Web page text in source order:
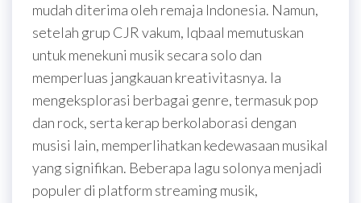
mudah diterima oleh remaja Indonesia. Namun,
setelah grup CJR vakum, Iqbaal memutuskan
untuk menekuni musik secara solo dan
memperluas jangkauan kreativitasnya. Ia
mengeksplorasi berbagai genre, termasuk pop
dan rock, serta kerap berkolaborasi dengan
musisi lain, memperlihatkan kedewasaan musikal
yang signifikan. Beberapa lagu solonya menjadi
populer di platform streaming musik,